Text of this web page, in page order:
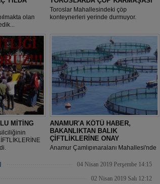
olan
Toroslar Mahallesindeki çöp
konteynerleri yerinde durmuyor.
MİTİNG
ANAMUR'A KÖTÜ HABER,
BAKANLIKTAN BALIK
ÇİFTLİKLERİNE ONAY
Anamur Çamlıpınaralanı Mahallesi'nde
Raporlarına Çevre ve Şehircilik
04 Nisan 2019 Perşembe 14:15
02 Nisan 2019 Salı 12:12